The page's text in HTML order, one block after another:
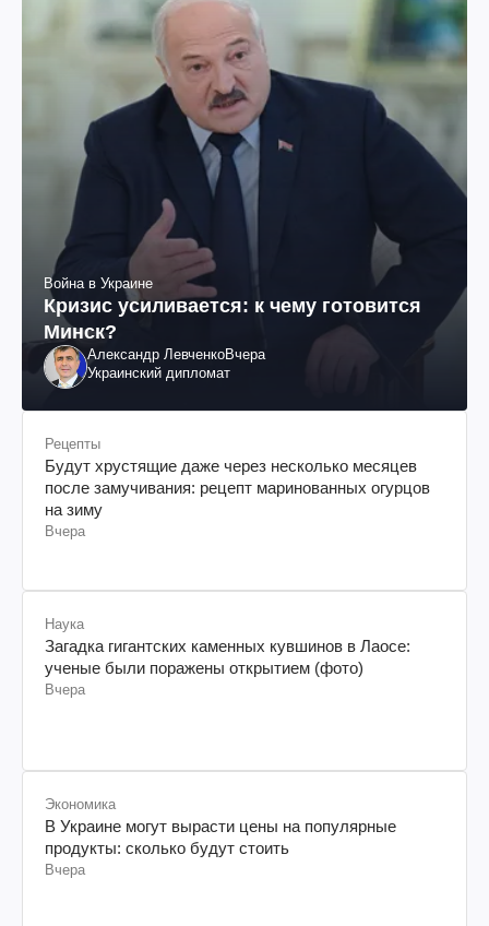
Война в Украине
Кризис усиливается: к чему готовится
Минск?
Александр ЛевченкоВчера
Украинский дипломат
Рецепты
Будут хрустящие даже через несколько месяцев
после замучивания: рецепт маринованных огурцов
на зиму
Вчера
Наука
Загадка гигантских каменных кувшинов в Лаосе:
ученые были поражены открытием (фото)
Вчера
Экономика
В Украине могут вырасти цены на популярные
продукты: сколько будут стоить
Вчера